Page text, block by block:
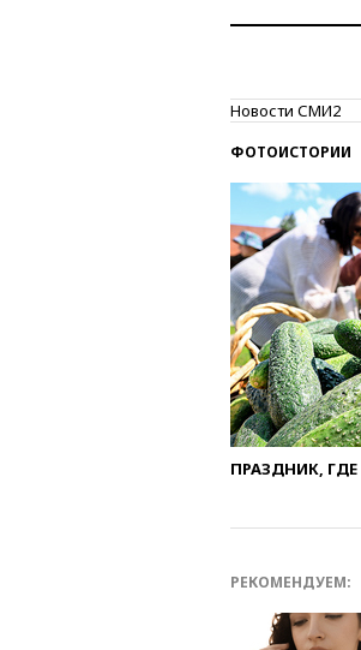
Новости СМИ2
ФОТОИСТОРИИ
ПРАЗДНИК,
РЕКОМЕНДУЕМ: